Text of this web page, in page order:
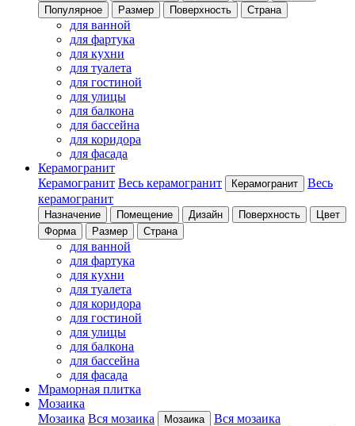
Популярное
Размер Поверхность Страна
для ванной
для фартука
для кухни
для туалета
для гостиной
для улицы
для балкона
для бассейна
для коридора
для фасада
Керамогранит
Керамогранит Весь керамогранит Керамогранит
Весь
керамогранит
Назначение Помещение Дизайн Поверхность
Цвет
Форма
Размер Страна
для ванной
для фартука
для кухни
для туалета
для коридора
для гостиной
для улицы
для балкона
для бассейна
для фасада
Мраморная плитка
Мозаика
Мозаика Вся мозаика Мозаика Вся мозаика